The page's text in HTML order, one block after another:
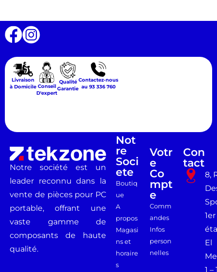
Livraison
à Domicile Conseil
D'expert
Qualité
Garantie
Contactez-nous
au 93 336 760
Notre société est un
leader reconnu dans la
vente de pièces pour PC
portable, offrant une
vaste gamme de
composants de haute
qualité.
Not
Re
Soci
Ete
Boutiq
ue
A
propos
Magasi
ns et
horaire
s
Votr
E
Co
Mpt
E
Comm
andes
Infos
person
nelles
Con
Tact
8,
1er
El
1 –